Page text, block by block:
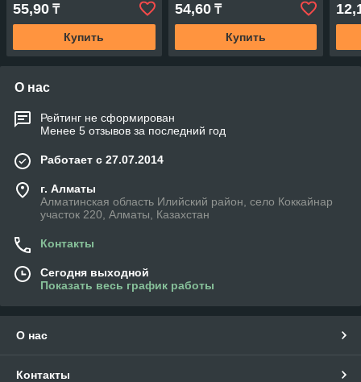
55,90 ₸
Купить
54,60₸
Купить
О нас
Рейтинг не сформирован
Менее 5 отзывов за последний год
Работает с 27.07.2014
г. Алматы
Алматинская область Илийский район, село Коккайнар
участок 220, Алматы, Казахстан
Контакты
Сегодня выходной
Показать весь график работы
О нас
Контакты